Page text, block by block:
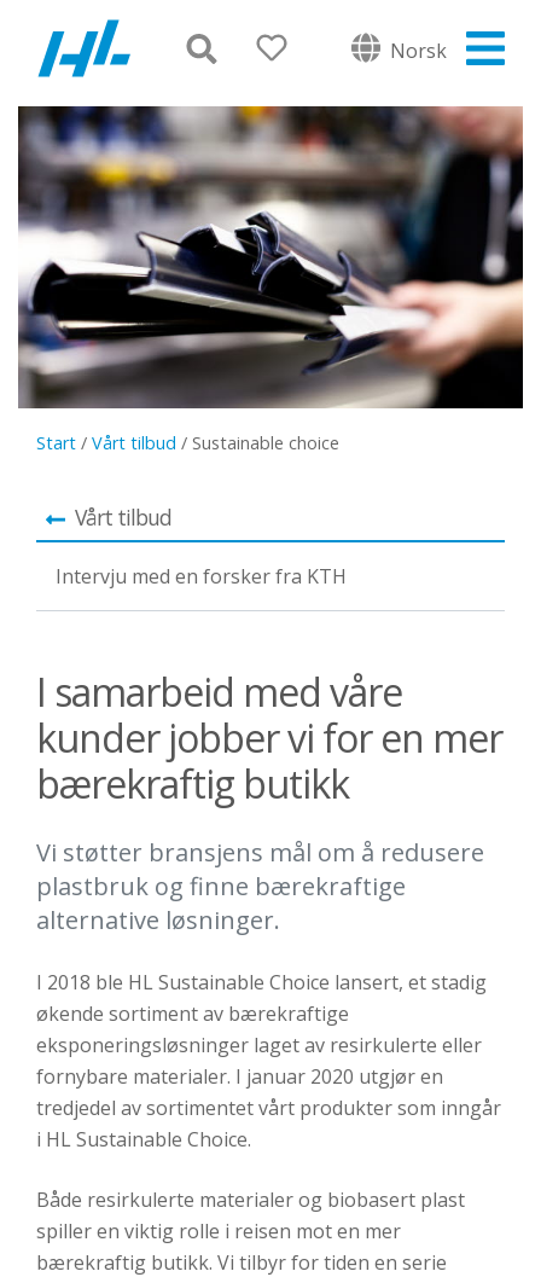
Norsk
Start / Vårt tilbud / Sustainable choice
Vårt tilbud
Intervju med en forsker fra KTH
I samarbeid med våre
kunder jobber vi for en mer
bærekraftig butikk
Vi støtter bransjens mål om å redusere
plastbruk og finne bærekraftige
alternative løsninger.
I 2018 ble HL Sustainable Choice lansert, et stadig
økende sortiment av bærekraftige
eksponeringsløsninger laget av resirkulerte eller
fornybare materialer. I januar 2020 utgjør en
tredjedel av sortimentet vårt produkter som inngår
i HL Sustainable Choice.
Både resirkulerte materialer og biobasert plast
spiller en viktig rolle i reisen mot en mer
bærekraftig butikk. Vi tilbyr for tiden en serie